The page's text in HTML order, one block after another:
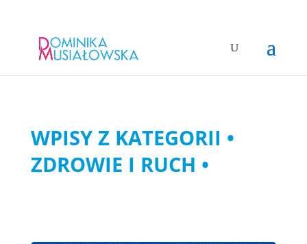
WPISY Z KATEGORII •
ZDROWIE I RUCH •